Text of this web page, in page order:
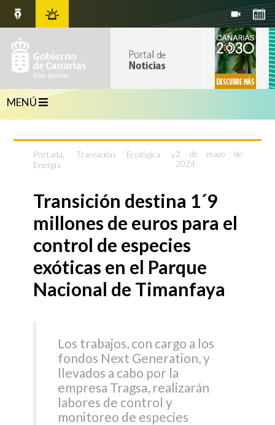
MENÚ
Portada
Transición Ecológica y
Energía
2 de mayo de
2024
Transición destina 1´9
millones de euros para el
control de especies
exóticas en el Parque
Nacional de Timanfaya
Los trabajos, con cargo a los
fondos Next Generation, y
llevados a cabo por la
empresa Tragsa, realizarán
labores de control y
monitoreo de especies